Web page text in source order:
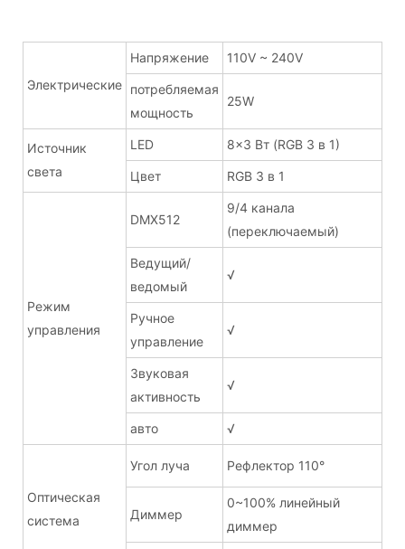
Электрические
Напряжение 110V ~ 240V
потребляемая
мощность
25W
Источник
света
LED 8x3 Вт (RGB 3 в 1)
Цвет RGB 3 в 1
Режим
управления
DMX512
9/4 канала
(переключаемый)
Ведущий/
ведомый
√
Ручное
управление
√
Звуковая
активность
√
авто √
Оптическая
система
Угол луча Рефлектор 110°
Диммер
0~100% линейный
диммер